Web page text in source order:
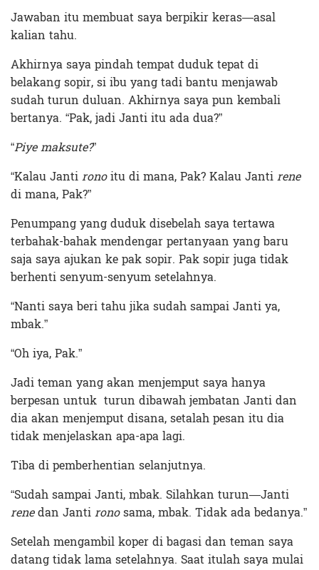
Jawaban itu membuat saya berpikir keras—asal
kalian tahu.
Akhirnya saya pindah tempat duduk tepat di
belakang sopir, si ibu yang tadi bantu menjawab
sudah turun duluan. Akhirnya saya pun kembali
bertanya. “Pak, jadi Janti itu ada dua?”
“Piye maksute?”
“Kalau Jantironoitu di mana, Pak? Kalau Jantirene
di mana, Pak?”
Penumpang yang duduk disebelah saya tertawa
terbahak-bahak mendengar pertanyaan yang baru
saja saya ajukan ke pak sopir. Pak sopir juga tidak
berhenti senyum-senyum setelahnya.
“Nanti saya beri tahu jika sudah sampai Janti ya,
mbak.”
“Oh iya, Pak.”
Jadi teman yang akan menjemput saya hanya
berpesan untuk turun dibawah jembatan Janti dan
dia akan menjemput disana, setalah pesan itu dia
tidak menjelaskan apa-apa lagi.
Tiba di pemberhentian selanjutnya.
“Sudah sampai Janti, mbak. Silahkan turun—Janti
renedan Jantironosama, mbak. Tidak ada bedanya.”
Setelah mengambil koper di bagasi dan teman saya
datang tidak lama setelahnya. Saat itulah saya mulai